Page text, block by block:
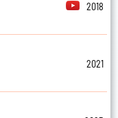
2018
2021